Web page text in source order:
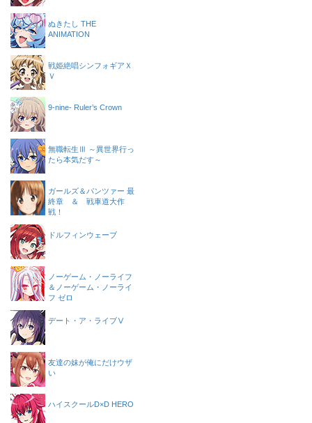
ぬきたし THE
ANIMATION
戦姫絶唱シンフォギアＸ
Ｖ
9-nine- Ruler’s Crown
無職転生Ⅲ ～異世界行っ
たら本気だす～
ガールズ＆パンツァー 最
終章 ＆ 戦車道大作
戦！
ドルフィンウェーブ
ノーゲーム・ノーライフ
＆ノーゲーム・ノーライ
フ ゼロ
デート・ア・ライブⅤ
友達の妹が俺にだけウザ
い
ハイスクールD×D HERO